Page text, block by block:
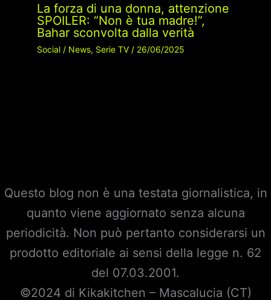
La forza di una donna, attenzione
SPOILER: “Non è tua madre!”,
Bahar sconvolta dalla verità
Social/ News, Serie TV/ 26/06/2025
Questo blog non è una testata giornalistica, in
quanto viene aggiornato senza alcuna
periodicità. Non può pertanto considerarsi un
prodotto editoriale ai sensi della legge n. 62
del 07.03.2001.
©2024 di Kikakitchen – Mascalucia (CT)